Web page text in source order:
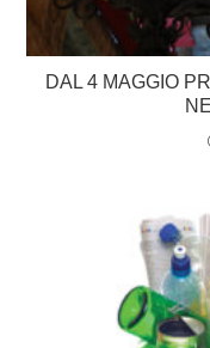
DAL 4 MAGGIO